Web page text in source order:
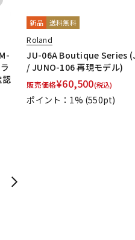
認
新品 送料無料
Roland
JU-06A Boutique Series
/ JUNO-106 再現モデル)
販売価格¥60,500(税込)
ポイント：1% (550pt)